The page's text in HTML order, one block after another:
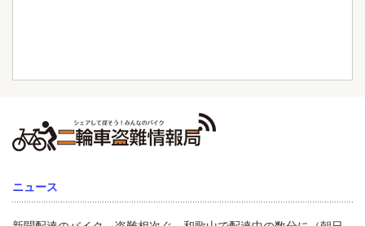
ニュース